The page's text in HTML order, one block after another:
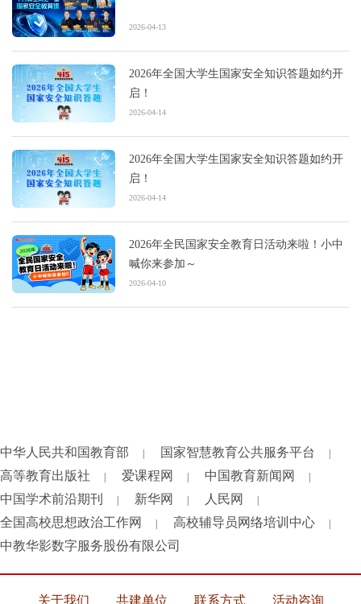
2026-04-13
2026年全国大学生国家安全知识答题如约开
启！
2026-04-14
2026年全国大学生国家安全知识答题如约开
启！
2026-04-14
2026年全民国家安全教育日活动来啦！小中
喊你来参加～
2026-04-10
中华人民共和国教育部 国家智慧教育公共服务平台
高等教育出版社 爱课程网 中国教育新闻网
中国学术前沿期刊 新华网 人民网
全国高校思想政治工作网 高校辅导员网络培训中心
中教华影数字服务股份有限公司
关于我们 共建单位 联系方式 活动咨询